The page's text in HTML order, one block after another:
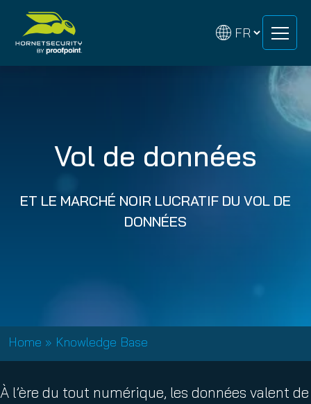
content
content
Vol de données
ET LE MARCHÉ NOIR LUCRATIF DU VOL DE
DONNÉES
Home » Knowledge Base
À l’ère du tout numérique, les données valent de